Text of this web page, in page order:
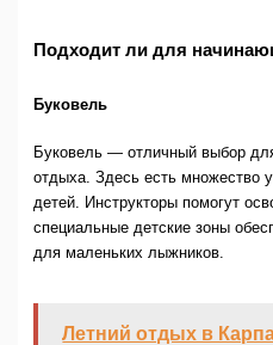
Подходит ли для
Буковель
Буковель — отличный выбор
отдыха. Здесь есть множество
детей. Инструкторы помогут
специальные детские зоны
для маленьких лыжников.
Летний отдых в